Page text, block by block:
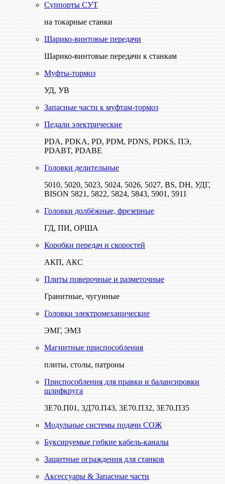
Суппорты СУТ
на токарные станки
Шарико-винтовые передачи
Шарико-винтовые передачи к станкам
Муфты-тормоз
УД, УВ
Запасные части к муфтам-тормоз
Педали электрические
PDA, PDKA, PD, PDM, PDNS, PDKS, ПЭ,
PDABT, PDABE
Головки делительные
5010, 5020, 5023, 5024, 5026, 5027, BS, DH, УДГ,
BISON 5821, 5822, 5824, 5843, 5901, 5911
Головки долбёжные, фрезерные
ГД, ПИ, ОРША
Коробки передач и скоростей
АКП, АКС
Плиты поверочные и разметочные
Гранитные, чугунные
Головки электромеханические
ЭМГ, ЭМЗ
Магнитные приспособления
плиты, столы, патроны
Приспособления для правки и балансировки
шлифкруга
3Е70.П01, 3Д70.П43, 3Е70.П32, 3Е70.П35
Модульные системы подачи СОЖ
Буксируемые гибкие кабель-каналы
Защитные ограждения для станков
Аксессуары & Запасные части